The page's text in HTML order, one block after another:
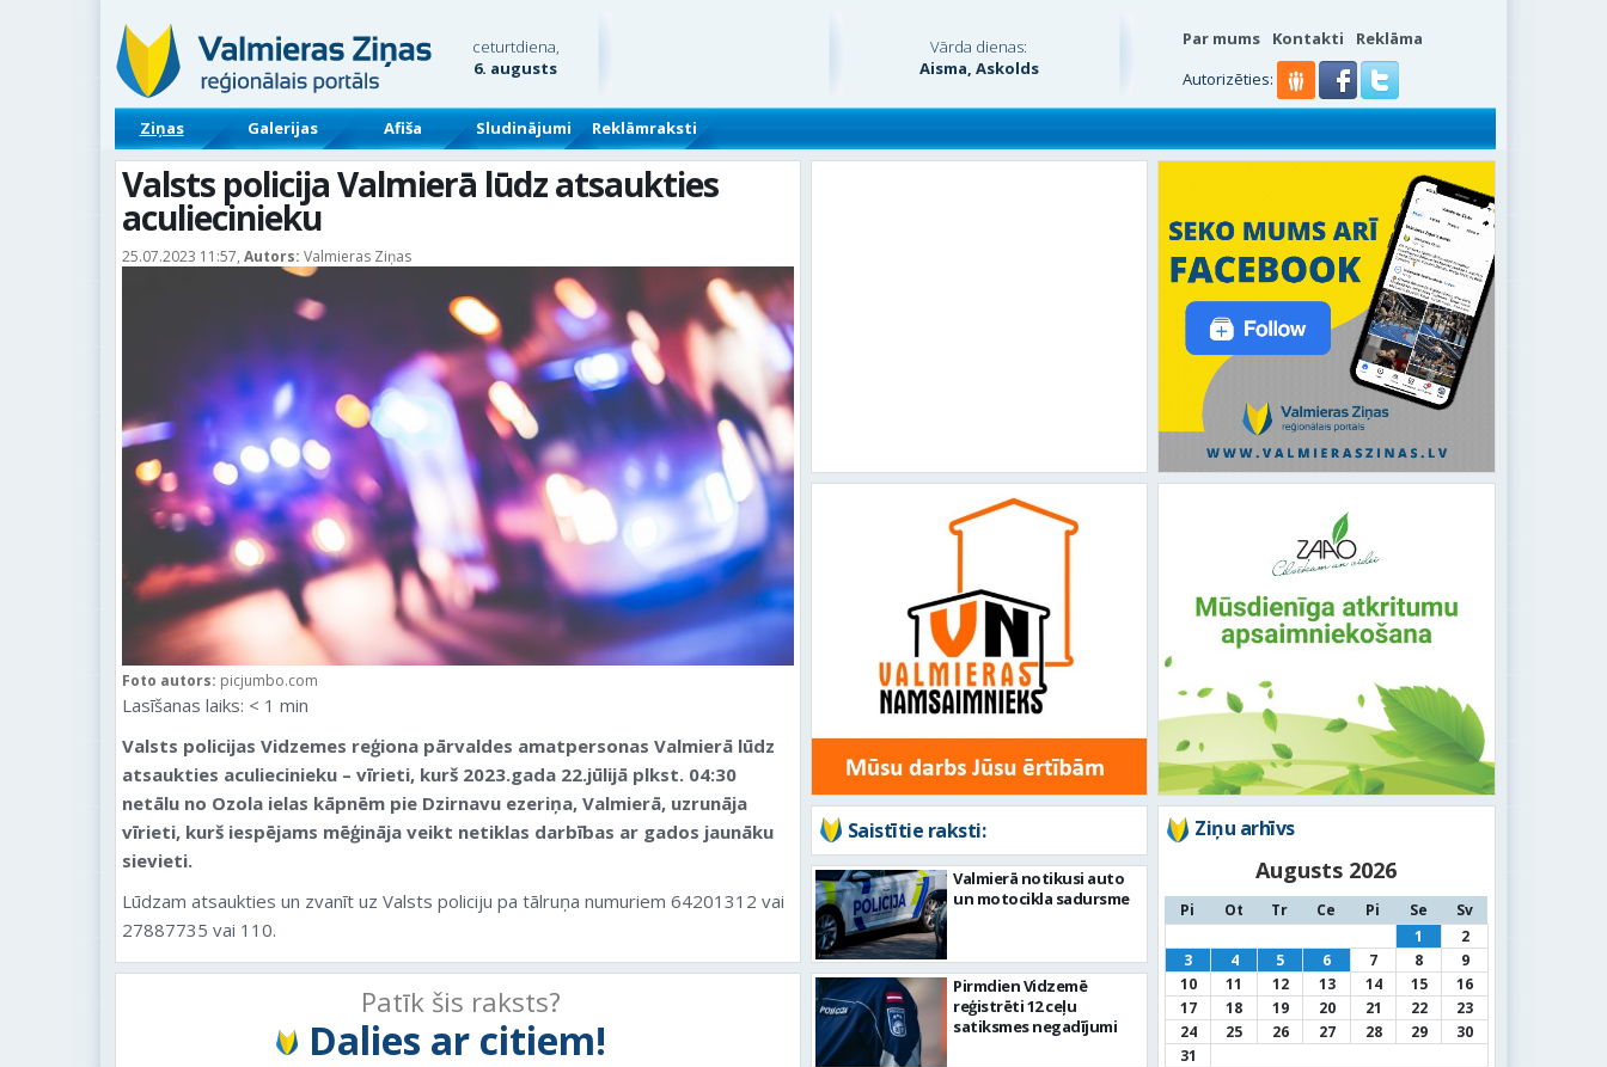
ceturtdiena,
6. augusts
Vārda dienas:
Aisma, Askolds
Par mums Kontakti
Reklāma
Autorizēties:
Ziņas Galerijas Afiša Sludinājumi Reklāmraksti
Valsts policija Valmierā lūdz atsaukties
aculiecinieku
25.07.2023 11:57, Autors: Valmieras Ziņas
Foto autors: picjumbo.com
Lasīšanas laiks: < 1 min
Valsts policijas Vidzemes reģiona pārvaldes amatpersonas Valmierā lūdz
atsaukties aculiecinieku – vīrieti, kurš 2023.gada 22.jūlijā plkst. 04:30
netālu no Ozola ielas kāpnēm pie Dzirnavu ezeriņa, Valmierā, uzrunāja
vīrieti, kurš iespējams mēģināja veikt netiklas darbības ar gados jaunāku
sievieti.
Lūdzam atsaukties un zvanīt uz Valsts policiju pa tālruņa numuriem 64201312 vai
27887735 vai 110.
Patīk šis raksts?
Dalies ar citiem!
Saistītie raksti:
Valmierā notikusi auto
un motocikla sadursme
Pirmdien Vidzemē
reģistrēti 12 ceļu
satiksmes negadījumi
Ziņu arhīvs
Augusts 2026
Pi Ot Tr Ce Pi Se
Sv
1
2
3
4 5 6 7 8
9
10
11 12 13 14 15
16
17
18 19 20 21 22
23
24
25 26 27 28 29
30
31